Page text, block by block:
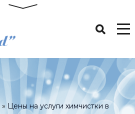
» Цены на услуги химчистки в